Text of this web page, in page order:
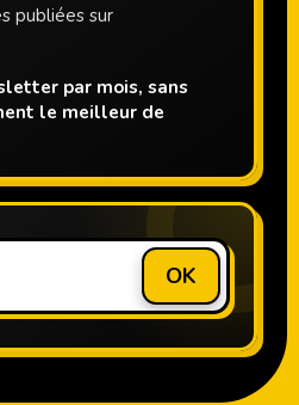
publiées sur
par mois, sans
le meilleur de
OK